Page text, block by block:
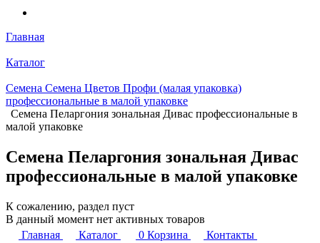
Главная
Каталог
Семена Семена Цветов Профи (малая упаковка)
профессиональные в малой упаковке
Семена Пеларгония зональная Дивас профессиональные в
малой упаковке
Семена Пеларгония зональная Дивас
профессиональные в малой упаковке
К сожалению, раздел пуст
В данный момент нет активных товаров
Главная
Каталог 0 Корзина
Контакты